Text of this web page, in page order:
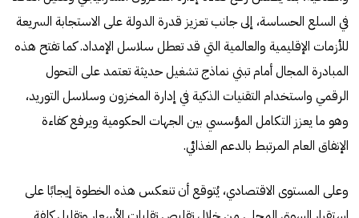
في السلع الحساسة، إلى جانب تعزيز قدرة الدولة على الاستجابة السريعة
للأزمات الإقليمية والعالمية التي قد تعطل سلاسل الإمداد. كما تفتح هذه
المبادرة المجال أمام تبني نماذج تشغيل حديثة تعتمد على التحول
الرقمي واستخدام التقنيات الذكية في إدارة المخزون وسلاسل التوريد،
وهو ما يعزز التكامل المؤسسي بين الجهات الحكومية ويرفع كفاءة
الإنفاق العام المرتبط بالدعم الغذائي.
وعلى المستوى الاقتصادي، يُتوقع أن تنعكس هذه الخطوة إيجابًا على